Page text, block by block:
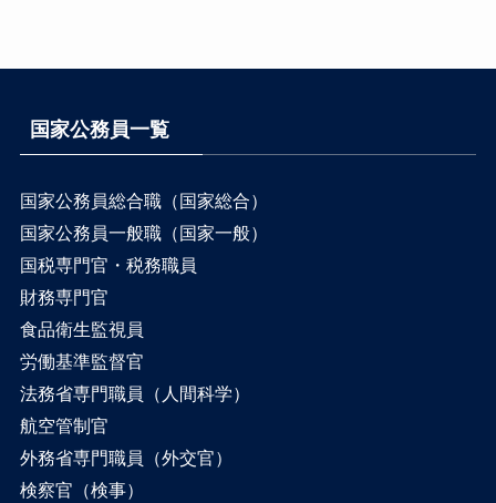
国家公務員一覧
国家公務員総合職（国家総合）
国家公務員一般職（国家一般）
国税専門官・税務職員
財務専門官
食品衛生監視員
労働基準監督官
法務省専門職員（人間科学）
航空管制官
外務省専門職員（外交官）
検察官（検事）